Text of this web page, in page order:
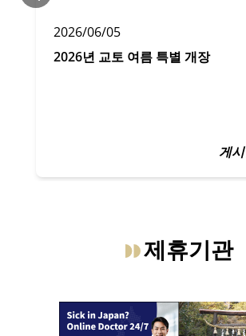
2026/06/05
2026년 교토 여름 특별 개장
게
제휴기관